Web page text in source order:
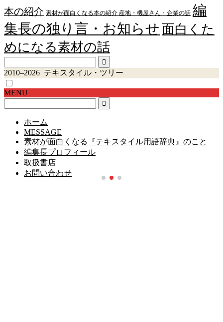
本の紹介 素材が面白くなる本の紹介 産地・機屋さん・企業の話 編
集長の独り言・お知らせ 面白くた
めになる素材の話
2010–2026 テキスタイル・ツリー
MENU
ホーム
MESSAGE
素材が面白くなる『テキスタイル用語辞典』のこと
編集長プロフィール
取扱書店
お問い合わせ